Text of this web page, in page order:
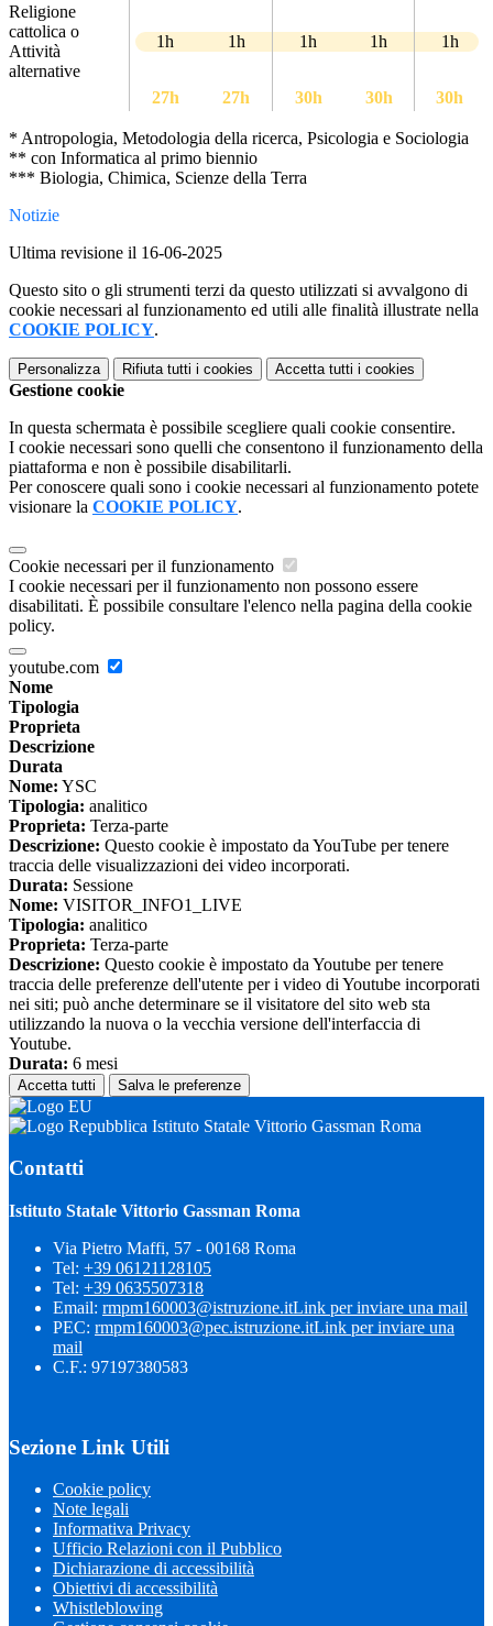
Religione
cattolica o
Attività
alternative
1h 1h 1h 1h 1h
27h 27h 30h 30h 30h
* Antropologia, Metodologia della ricerca, Psicologia e Sociologia
** con Informatica al primo biennio
*** Biologia, Chimica, Scienze della Terra
Notizie
Ultima revisione il 16-06-2025
Questo sito o gli strumenti terzi da questo utilizzati si avvalgono di
cookie necessari al funzionamento ed utili alle finalità illustrate nella
COOKIE POLICY.
Personalizza Rifiuta tutti i cookies Accetta tutti i cookies
Gestione cookie
In questa schermata è possibile scegliere quali cookie consentire.
I cookie necessari sono quelli che consentono il funzionamento della
piattaforma e non è possibile disabilitarli.
Per conoscere quali sono i cookie necessari al funzionamento potete
visionare la COOKIE POLICY.
Cookie necessari per il funzionamento
I cookie necessari per il funzionamento non possono essere
disabilitati. È possibile consultare l'elenco nella pagina della cookie
policy.
youtube.com
Nome
Tipologia
Proprieta
Descrizione
Durata
Nome: YSC
Tipologia: analitico
Proprieta: Terza-parte
Descrizione: Questo cookie è impostato da YouTube per tenere
traccia delle visualizzazioni dei video incorporati.
Durata: Sessione
Nome: VISITOR_INFO1_LIVE
Tipologia: analitico
Proprieta: Terza-parte
Descrizione: Questo cookie è impostato da Youtube per tenere
traccia delle preferenze dell'utente per i video di Youtube incorporati
nei siti; può anche determinare se il visitatore del sito web sta
utilizzando la nuova o la vecchia versione dell'interfaccia di
Youtube.
Durata: 6 mesi
Accetta tutti Salva le preferenze
Istituto Statale Vittorio Gassman Roma
Contatti
Istituto Statale Vittorio Gassman Roma
Via Pietro Maffi, 57 - 00168 Roma
Tel: +39 06121128105
Tel: +39 0635507318
Email: rmpm160003@istruzione.itLink per inviare una mail
PEC: rmpm160003@pec.istruzione.itLink per inviare una
mail
C.F.: 97197380583
Sezione Link Utili
Cookie policy
Note legali
Informativa Privacy
Ufficio Relazioni con il Pubblico
Dichiarazione di accessibilità
Obiettivi di accessibilità
Whistleblowing